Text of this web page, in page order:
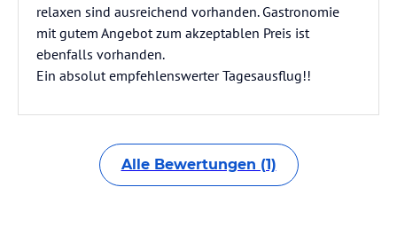
relaxen sind ausreichend vorhanden. Gastronomie
mit gutem Angebot zum akzeptablen Preis ist
ebenfalls vorhanden.
Ein absolut empfehlenswerter Tagesausflug!!
Alle Bewertungen (1)